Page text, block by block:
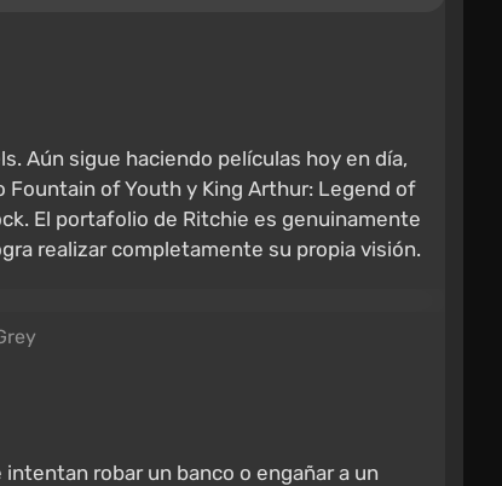
Aún sigue haciendo películas hoy en día,
of Youth y King Arthur: Legend of
El portafolio de Ritchie es genuinamente
realizar completamente su propia visión.
robar un banco o engañar a un